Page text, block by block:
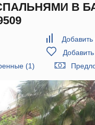
В
(1)